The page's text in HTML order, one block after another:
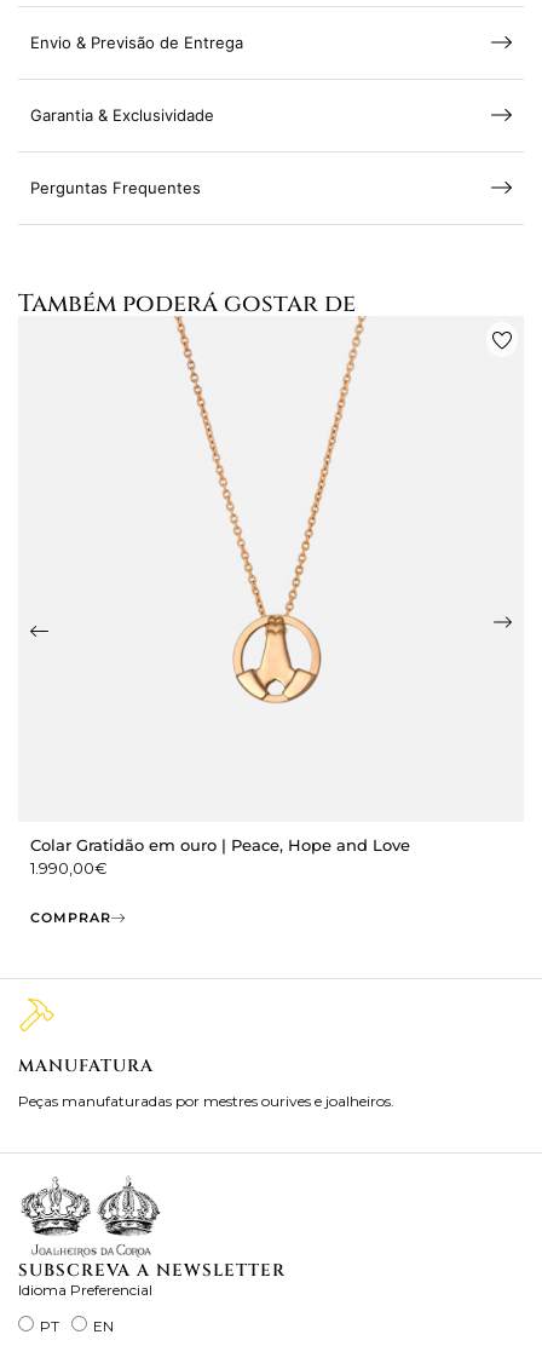
Envio & Previsão de Entrega
Garantia & Exclusividade
Perguntas Frequentes
Também poderá gostar de
Colar Gratidão em ouro | Peace, Hope and Love
1.990,00€
COMPRAR
MANUFATURA
Peças manufaturadas por mestres ourives e joalheiros.
SUBSCREVA A NEWSLETTER
Idioma Preferencial
PT
EN